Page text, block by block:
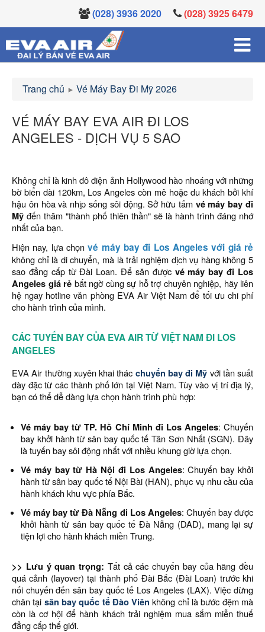
(028) 3936 2020 (028) 3925 6479
Trang chủ Vé Máy Bay Đi Mỹ 2026
VÉ MÁY BAY EVA AIR ĐI LOS
ANGELES - DỊCH VỤ 5 SAO
Không chỉ là kinh đô điện ảnh Hollywood hào nhoáng với những
bờ biển dài 120km, Los Angeles còn mê hoặc du khách bởi khí
hậu ôn hòa và nhịp sống sôi động. Sở hữu tấm vé máy bay đi
Mỹ đến thăm "thành phố thiên thần" sẽ là hành trình đáng nhớ
nhất của bạn.
Hiện nay, lựa chọnvé máy bay đi Los Angeles với giá rẻ
không chỉ là di chuyển, mà là trải nghiệm dịch vụ hàng không 5
sao đẳng cấp từ Đài Loan. Để săn đượcvé máy bay đi Los
Angeles giá rẻ bất ngờ cùng sự hỗ trợ chuyên nghiệp, hãy liên
hệ ngay hotline văn phòng EVA Air Việt Nam để tối ưu chi phí
cho hành trình của mình.
CÁC TUYẾN BAY CỦA EVA AIR TỪ VIỆT NAM ĐI LOS
ANGELES
EVA Air thường xuyên khai thác chuyến bay đi Mỹ với tần suất
dày đặc từ các thành phố lớn tại Việt Nam. Tùy vào vị trí địa lý,
bạn có thể dễ dàng lựa chọn hành trình phù hợp:
Vé máy bay từ TP. Hồ Chí Minh đi Los Angeles: Chuyến
bay khởi hành từ sân bay quốc tế Tân Sơn Nhất (SGN). Đây
là tuyến bay sôi động nhất với nhiều khung giờ lựa chọn.
Vé máy bay từ Hà Nội đi Los Angeles: Chuyến bay khởi
hành từ sân bay quốc tế Nội Bài (HAN), phục vụ nhu cầu của
hành khách khu vực phía Bắc.
Vé máy bay từ Đà Nẵng đi Los Angeles: Chuyến bay được
khởi hành từ sân bay quốc tế Đà Nẵng (DAD), mang lại sự
tiện lợi cho hành khách miền Trung.
>> Lưu ý quan trọng: Tất cả các chuyến bay của hãng đều
quá cảnh (layover) tại thành phố Đài Bắc (Đài Loan) trước khi
nối chuyến đến sân bay quốc tế Los Angeles (LAX). Việc dừng
chân tại sân bay quốc tế Đào Viên không chỉ là bước đệm mà
còn là cơ hội để hành khách trải nghiệm mua sắm miễn thuế
đẳng cấp thế giới.